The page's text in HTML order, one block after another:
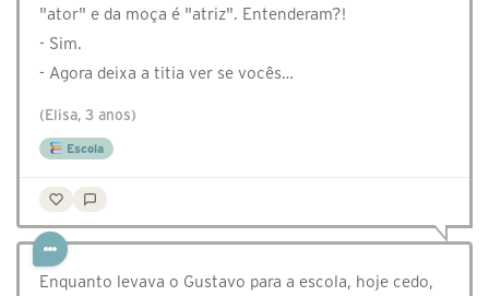
"ator" e da moça é "atriz". Entenderam?!
- Sim.
- Agora deixa a titia ver se vocês…
(Elisa, 3 anos)
Escola
Enquanto levava o Gustavo para a escola, hoje cedo,